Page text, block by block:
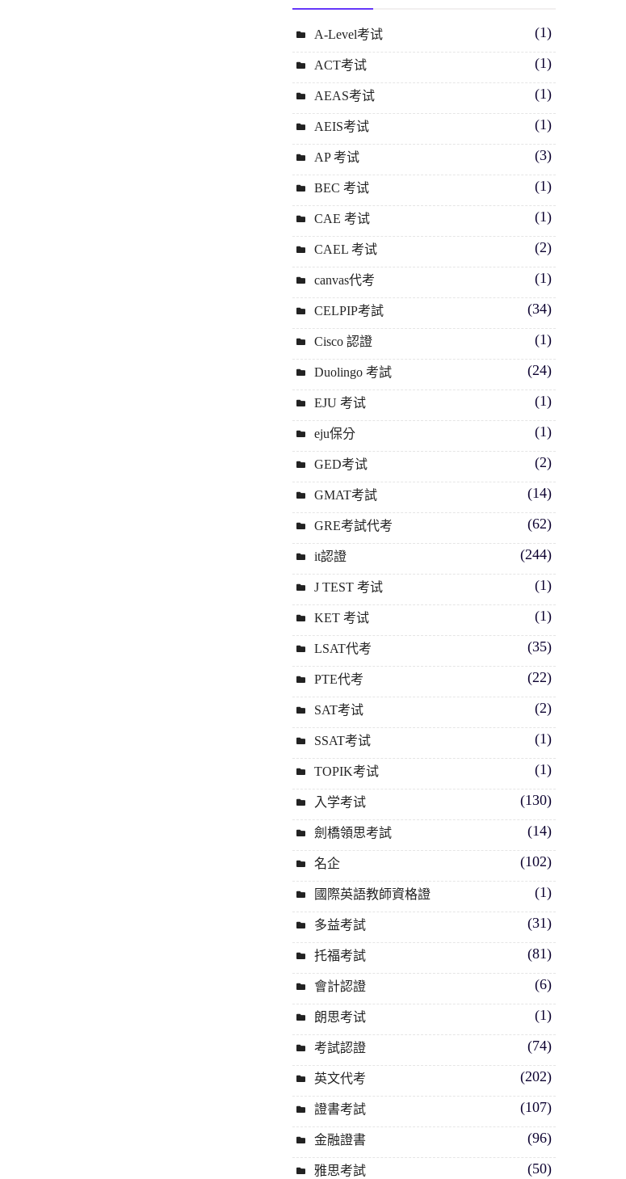
A-Level考试 (1)
ACT考试 (1)
AEAS考试 (1)
AEIS考试 (1)
AP 考试 (3)
BEC 考试 (1)
CAE 考试 (1)
CAEL 考试 (2)
canvas代考 (1)
CELPIP考試 (34)
Cisco 認證 (1)
Duolingo 考試 (24)
EJU 考试 (1)
eju保分 (1)
GED考试 (2)
GMAT考試 (14)
GRE考試代考 (62)
it認證 (244)
J TEST 考试 (1)
KET 考试 (1)
LSAT代考 (35)
PTE代考 (22)
SAT考试 (2)
SSAT考试 (1)
TOPIK考试 (1)
入学考试 (130)
劍橋領思考試 (14)
名企 (102)
國際英語教師資格證 (1)
多益考試 (31)
托福考試 (81)
會計認證 (6)
朗思考试 (1)
考試認證 (74)
英文代考 (202)
證書考試 (107)
金融證書 (96)
雅思考試 (50)